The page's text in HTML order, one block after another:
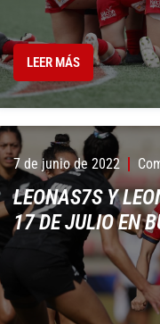
LEER MÁS
7 de junio de 2022
LEONAS7S Y
17 DE JULIO EN